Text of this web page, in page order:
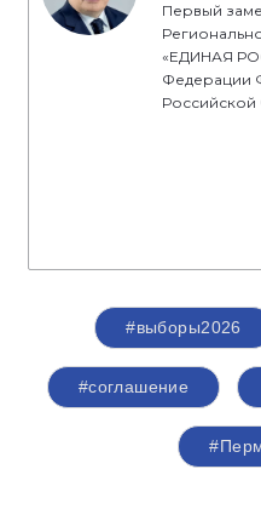
Первый
«ЕДИНАЯ
Федерации
#выборы2026
#соглашение